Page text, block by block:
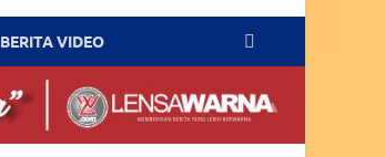
BERITA VIDEO